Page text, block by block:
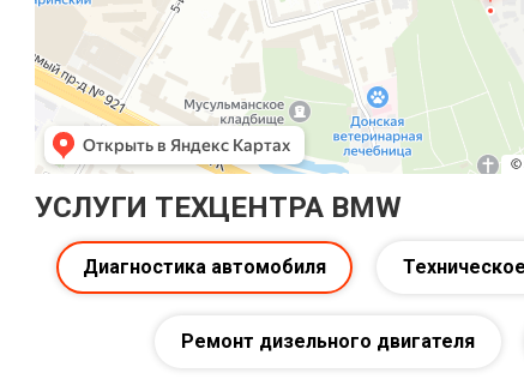
УСЛУГИ ТЕХЦЕНТРА BMW
Диагностика автомобиля
Ремонт дизельного двигателя